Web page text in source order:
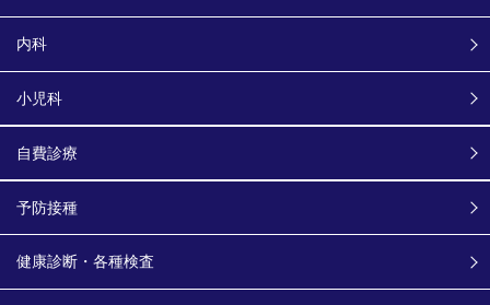
内科
小児科
自費診療
予防接種
健康診断・各種検査